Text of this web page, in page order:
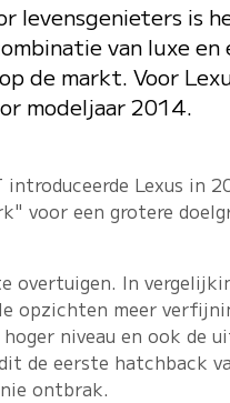
levensgenieters is
van luxe
de markt. Voor
modeljaar 2014.
Lexus in
voor een grotere
overtuigen. In
opzichten meer
niveau en ook de
de eerste hatchback
ontbrak.